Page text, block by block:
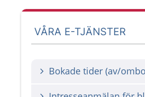
VÅRA E-TJÄNSTER
Bokade tider (av/